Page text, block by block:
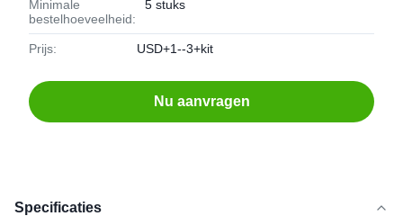
Minimale
bestelhoeveelheid:
5 stuks
Prijs: USD+1--3+kit
Nu aanvragen
Specificaties